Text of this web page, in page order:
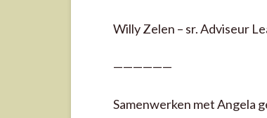
Willy Zelen – sr. Adviseur
——————
Samenwerken met Angela